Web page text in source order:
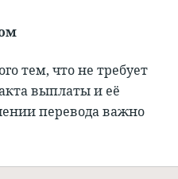
тем, что не требует
выплаты и её
перевода важно